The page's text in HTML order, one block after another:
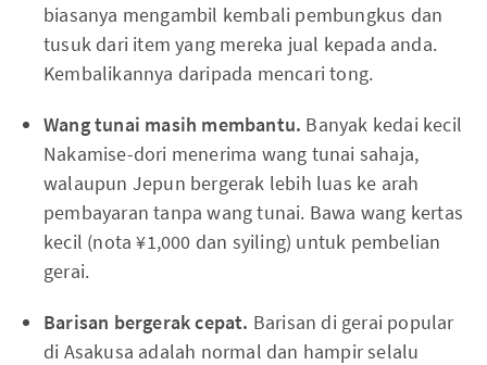
biasanya mengambil kembali pembungkus dan
tusuk dari item yang mereka jual kepada anda.
Kembalikannya daripada mencari tong.
Wang tunai masih membantu. Banyak kedai kecil
Nakamise-dori menerima wang tunai sahaja,
walaupun Jepun bergerak lebih luas ke arah
pembayaran tanpa wang tunai. Bawa wang kertas
kecil (nota ¥1,000 dan syiling) untuk pembelian
gerai.
Barisan bergerak cepat. Barisan di gerai popular
di Asakusa adalah normal dan hampir selalu